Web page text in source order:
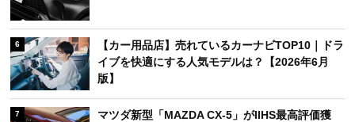
6
【カー用品店】売れているカーナビTOP10｜ドラ
イブを快適にする人気モデルは？【2026年6月
版】
7
マツダ新型「MAZDA CX-5」がIIHS最高評価獲